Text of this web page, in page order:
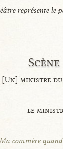
représente le
[Un] ministre
le
commère